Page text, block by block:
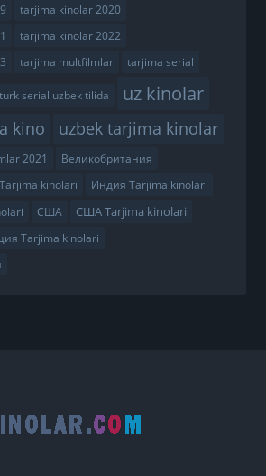
tarjima kinolar 2020
tarjima kinolar 2022
tarjima multfilmlar tarjima serial
turk serial uzbek tilida uz kinolar
kino uzbek tarjima kinolar
2021
Великобритания
kinolari
Индия Tarjima kinolari
США США Tarjima kinolari
Tarjima kinolari